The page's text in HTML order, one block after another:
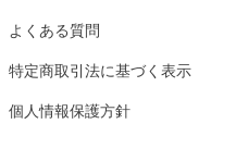
よくある質問
特定商取引法に基づく表示
個人情報保護方針